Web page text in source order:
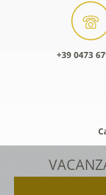
+39 0473